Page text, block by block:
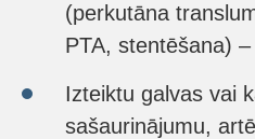
(perkutāna
PTA, stentēšana)
Izteiktu galvas vai
sašaurinājumu,